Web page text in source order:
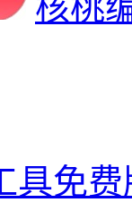
具免费